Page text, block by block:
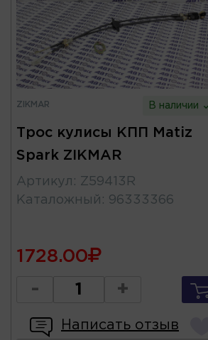
ZIKMAR В наличии
Трос кулисы КПП Matiz
Spark ZIKMAR
Артикул : Z59413R
Каталожный : 96333366
1728.00
- +
Написать отзыв